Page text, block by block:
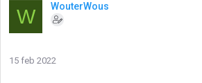
W WouterWous
15 feb 2022